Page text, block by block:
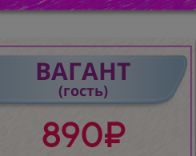
ВАГАНТ
(гость)
890₽